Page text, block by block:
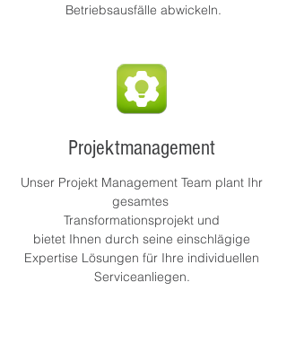
Betriebsausfälle abwickeln.
Projektmanagement
Unser Projekt Management Team plant Ihr
gesamtes
Transformationsprojekt und
bietet Ihnen durch seine einschlägige
Expertise Lösungen für Ihre individuellen
Serviceanliegen.